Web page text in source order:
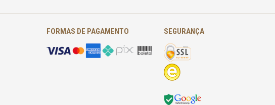
FORMAS DE PAGAMENTO SEGURANÇA